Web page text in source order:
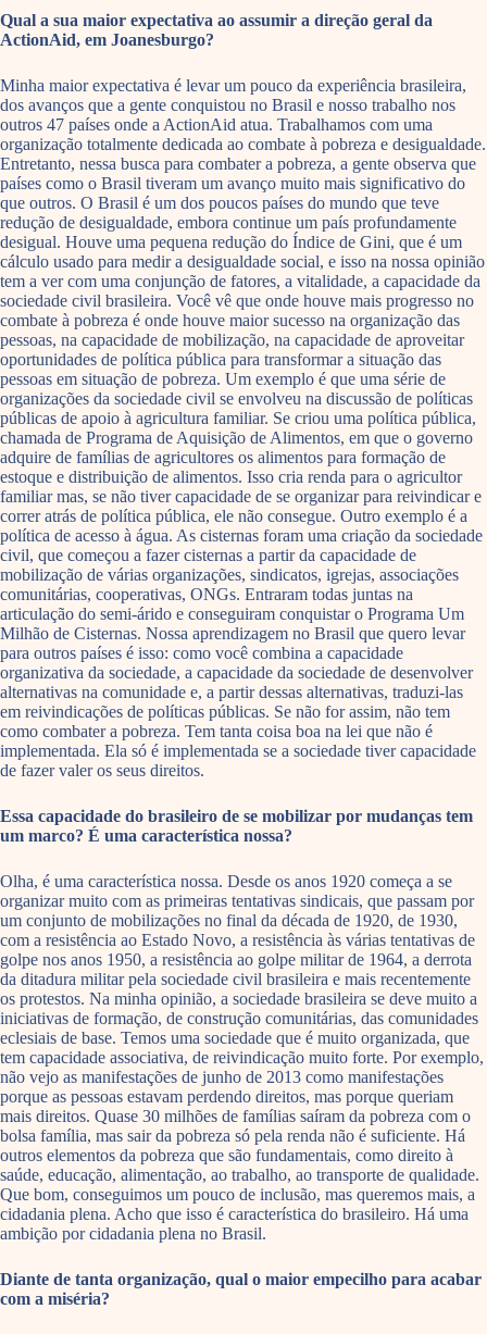
Qual a sua maior expectativa ao assumir a direção geral da
ActionAid, em Joanesburgo?
Minha maior expectativa é levar um pouco da experiência brasileira,
dos avanços que a gente conquistou no Brasil e nosso trabalho nos
outros 47 países onde a ActionAid atua. Trabalhamos com uma
organização totalmente dedicada ao combate à pobreza e desigualdade.
Entretanto, nessa busca para combater a pobreza, a gente observa que
países como o Brasil tiveram um avanço muito mais significativo do
que outros. O Brasil é um dos poucos países do mundo que teve
redução de desigualdade, embora continue um país profundamente
desigual. Houve uma pequena redução do Índice de Gini, que é um
cálculo usado para medir a desigualdade social, e isso na nossa opinião
tem a ver com uma conjunção de fatores, a vitalidade, a capacidade da
sociedade civil brasileira. Você vê que onde houve mais progresso no
combate à pobreza é onde houve maior sucesso na organização das
pessoas, na capacidade de mobilização, na capacidade de aproveitar
oportunidades de política pública para transformar a situação das
pessoas em situação de pobreza. Um exemplo é que uma série de
organizações da sociedade civil se envolveu na discussão de políticas
públicas de apoio à agricultura familiar. Se criou uma política pública,
chamada de Programa de Aquisição de Alimentos, em que o governo
adquire de famílias de agricultores os alimentos para formação de
estoque e distribuição de alimentos. Isso cria renda para o agricultor
familiar mas, se não tiver capacidade de se organizar para reivindicar e
correr atrás de política pública, ele não consegue. Outro exemplo é a
política de acesso à água. As cisternas foram uma criação da sociedade
civil, que começou a fazer cisternas a partir da capacidade de
mobilização de várias organizações, sindicatos, igrejas, associações
comunitárias, cooperativas, ONGs. Entraram todas juntas na
articulação do semi-árido e conseguiram conquistar o Programa Um
Milhão de Cisternas. Nossa aprendizagem no Brasil que quero levar
para outros países é isso: como você combina a capacidade
organizativa da sociedade, a capacidade da sociedade de desenvolver
alternativas na comunidade e, a partir dessas alternativas, traduzi-las
em reivindicações de políticas públicas. Se não for assim, não tem
como combater a pobreza. Tem tanta coisa boa na lei que não é
implementada. Ela só é implementada se a sociedade tiver capacidade
de fazer valer os seus direitos.
Essa capacidade do brasileiro de se mobilizar por mudanças tem
um marco? É uma característica nossa?
Olha, é uma característica nossa. Desde os anos 1920 começa a se
organizar muito com as primeiras tentativas sindicais, que passam por
um conjunto de mobilizações no final da década de 1920, de 1930,
com a resistência ao Estado Novo, a resistência às várias tentativas de
golpe nos anos 1950, a resistência ao golpe militar de 1964, a derrota
da ditadura militar pela sociedade civil brasileira e mais recentemente
os protestos. Na minha opinião, a sociedade brasileira se deve muito a
iniciativas de formação, de construção comunitárias, das comunidades
eclesiais de base. Temos uma sociedade que é muito organizada, que
tem capacidade associativa, de reivindicação muito forte. Por exemplo,
não vejo as manifestações de junho de 2013 como manifestações
porque as pessoas estavam perdendo direitos, mas porque queriam
mais direitos. Quase 30 milhões de famílias saíram da pobreza com o
bolsa família, mas sair da pobreza só pela renda não é suficiente. Há
outros elementos da pobreza que são fundamentais, como direito à
saúde, educação, alimentação, ao trabalho, ao transporte de qualidade.
Que bom, conseguimos um pouco de inclusão, mas queremos mais, a
cidadania plena. Acho que isso é característica do brasileiro. Há uma
ambição por cidadania plena no Brasil.
Diante de tanta organização, qual o maior empecilho para acabar
com a miséria?